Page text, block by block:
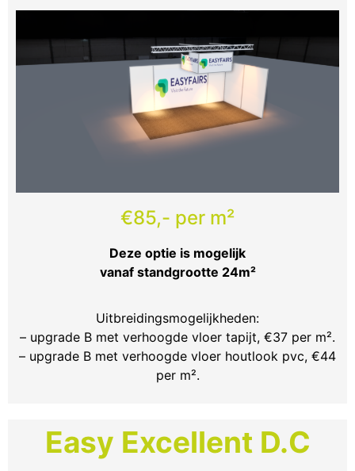
€85,- per m²
Deze optie is mogelijk
vanaf standgrootte 24m²
Uitbreidingsmogelijkheden:
– upgrade B met verhoogde vloer tapijt, €37 per m².
– upgrade B met verhoogde vloer houtlook pvc, €44
per m².
Easy Excellent D.C